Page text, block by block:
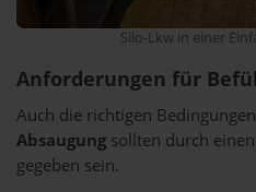
Silo-Lkw in einer
Anforderungen für
Auch die richtigen
Absaugung sollten durch
gegeben sein.